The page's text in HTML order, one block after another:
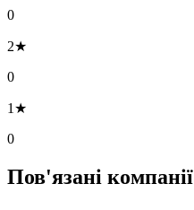
0
2★
0
1★
0
Пов'язані компанії